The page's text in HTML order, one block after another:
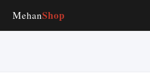
MehanShop